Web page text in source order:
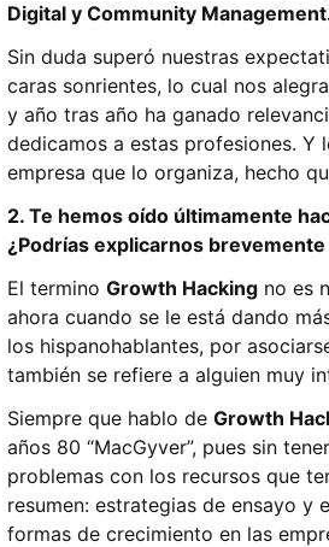
Digital y Community
Sin duda superó nuestras
caras sonrientes, lo cual nos
y año tras año ha ganado
dedicamos a estas profesiones. Y
empresa que lo organiza, hecho
2. Te hemos oído últimamente
¿Podrías explicarnos
El termino Growth Hacking no es
ahora cuando se le está dando
los hispanohablantes, por
también se refiere a alguien muy
Siempre que hablo de Growth
años 80 “MacGyver”, pues sin
problemas con los recursos que
resumen: estrategias de ensayo
formas de crecimiento en las